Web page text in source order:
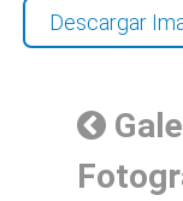
Descargar